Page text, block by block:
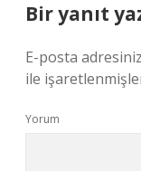
Bir yanıt
E-posta
ile
Yorum